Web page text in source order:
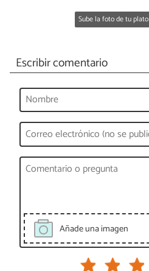
Sube la foto de tu plato
Escribir comentario
Añade una imagen